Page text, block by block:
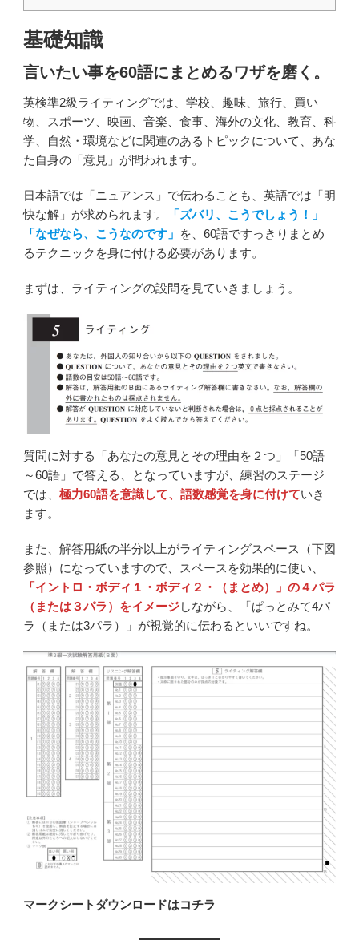
基礎知識
言いたい事を60語にまとめるワザを磨く。
英検準2級ライティングでは、学校、趣味、旅行、買い
物、スポーツ、映画、音楽、食事、海外の文化、教育、科
学、自然・環境などに関連のあるトピックについて、あな
た自身の「意見」が問われます。
日本語では「ニュアンス」で伝わることも、英語では「明
快な解」が求められます。
「ズバリ、こうでしょう！」
「なぜなら、こうなのです」 を、60語ですっきりまとめ
るテクニックを身に付ける必要があります。
まずは、ライティングの設問を見ていきましょう。
質問に対する「あなたの意見とその理由を２つ」「50語
～60語」で答える、となっていますが、練習のステージ
では、 極力60語を意識して、語数感覚を身に付けていき
ます。
また、解答用紙の半分以上がライティングスペース（下図
参照）になっていますので、スペースを効果的に使い、
「イントロ・ボディ１・ボディ２・（まとめ）」の４パラ
（または３パラ）をイメージしながら、「ぱっとみて4パ
ラ（または3パラ）」が視覚的に伝わるといいですね。
マークシートダウンロードはコチラ